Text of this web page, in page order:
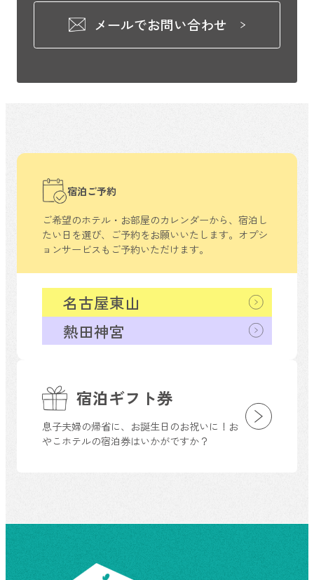
メールでお問い合わせ
宿泊ギフト券
息子夫婦の帰省に、お誕生日のお祝いに！お
やこホテルの宿泊券はいかがですか？
宿泊ご予約
ご希望のホテル・お部屋のカレンダーから、 宿泊し
たい日を選び、ご予約をお願いいたします。 オプシ
ョンサービスもご予約いただけます。
熱田神宮
名古屋東山